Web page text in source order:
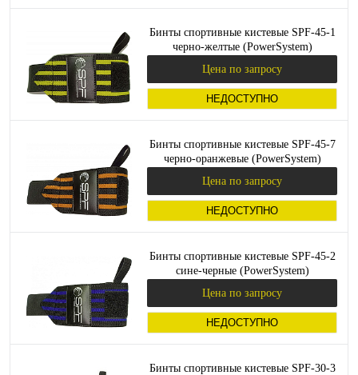
Бинты спортивные кистевые SPF-45-1
черно-желтые (PowerSystem)
Цена по запросу
НЕДОСТУПНО
Бинты спортивные кистевые SPF-45-7
черно-оранжевые (PowerSystem)
Цена по запросу
НЕДОСТУПНО
Бинты спортивные кистевые SPF-45-2
сине-черные (PowerSystem)
Цена по запросу
НЕДОСТУПНО
Бинты спортивные кистевые SPF-30-3